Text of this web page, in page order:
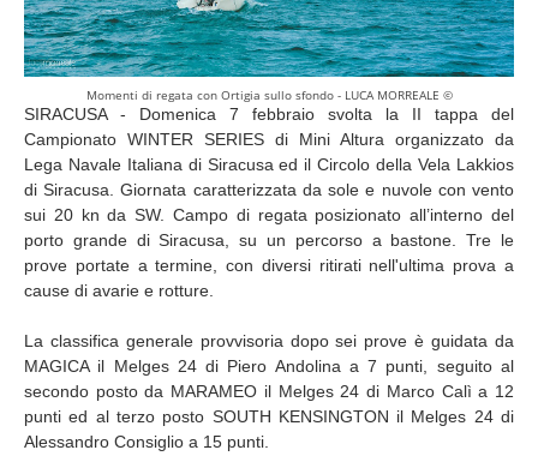
Momenti di regata con Ortigia sullo sfondo - LUCA MORREALE ©
SIRACUSA - Domenica 7 febbraio svolta la II tappa del
Campionato WINTER SERIES di Mini Altura organizzato da
Lega Navale Italiana di Siracusa ed il Circolo della Vela Lakkios
di Siracusa. Giornata caratterizzata da sole e nuvole con vento
sui 20 kn da SW. Campo di regata posizionato all’interno del
porto grande di Siracusa, su un percorso a bastone. Tre le
prove portate a termine, con diversi ritirati nell'ultima prova a
cause di avarie e rotture.
La classifica generale provvisoria dopo sei prove è guidata da
MAGICA il Melges 24 di Piero Andolina a 7 punti, seguito al
secondo posto da MARAMEO il Melges 24 di Marco Calì a 12
punti ed al terzo posto SOUTH KENSINGTON il Melges 24 di
Alessandro Consiglio a 15 punti.